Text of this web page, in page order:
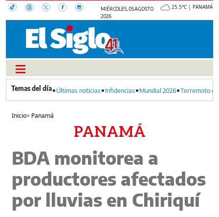
MIÉRCOLES, 05 AGOSTO
2026
25.5°C | PANAMÁ
Últimas noticias Infidencias Mundial 2026 Terremoto
Inicio> Panamá
PANAMÁ
BDA monitorea a
productores afectados
por lluvias en Chiriquí